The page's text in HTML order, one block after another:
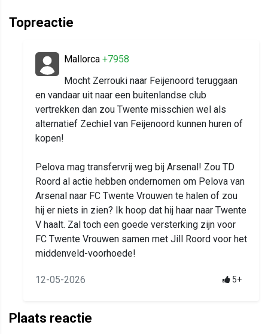
Topreactie
Mallorca +7958
Mocht Zerrouki naar Feijenoord teruggaan
en vandaar uit naar een buitenlandse club
vertrekken dan zou Twente misschien wel als
alternatief Zechiel van Feijenoord kunnen huren of
kopen!
Pelova mag transfervrij weg bij Arsenal! Zou TD
Roord al actie hebben ondernomen om Pelova van
Arsenal naar FC Twente Vrouwen te halen of zou
hij er niets in zien? Ik hoop dat hij haar naar Twente
V haalt. Zal toch een goede versterking zijn voor
FC Twente Vrouwen samen met Jill Roord voor het
middenveld-voorhoede!
12-05-2026 5+
Plaats reactie